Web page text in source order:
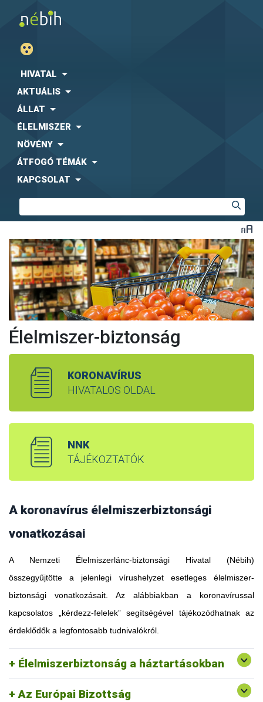
HIVATAL
AKTUÁLIS
ÁLLAT
ÉLELMISZER
NÖVÉNY
ÁTFOGÓ TÉMÁK
KAPCSOLAT
Élelmiszer-biztonság
KORONAVÍRUS
HIVATALOS OLDAL
NNK
TÁJÉKOZTATÓK
A koronavírus élelmiszerbiztonsági
vonatkozásai
A Nemzeti Élelmiszerlánc-biztonsági Hivatal (Nébih)
összegyűjtötte a jelenlegi vírushelyzet esetleges élelmiszer-
biztonsági vonatkozásait. Az alábbiakban a koronavírussal
kapcsolatos „kérdezz-felelek” segítségével tájékozódhatnak az
érdeklődők a legfontosabb tudnivalókról.
Élelmiszerbiztonság a háztartásokban
Az Európai Bizottság